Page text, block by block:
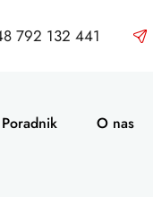
792 132 441
Poradnik O nas